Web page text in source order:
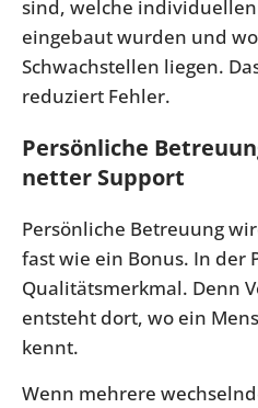
sind, welche
eingebaut wurden und
Schwachstellen liegen.
reduziert Fehler.
Persönliche
netter Support
Persönliche Betreuung
fast wie ein Bonus. In der
Qualitätsmerkmal. Denn
entsteht dort, wo ein
kennt.
Wenn mehrere